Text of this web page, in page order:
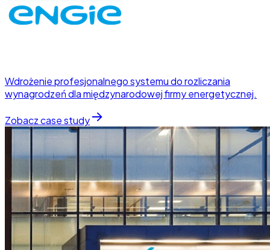
Wdrożenie profesjonalnego systemu do rozliczania
wynagrodzeń dla międzynarodowej firmy energetycznej.
Zobacz case study